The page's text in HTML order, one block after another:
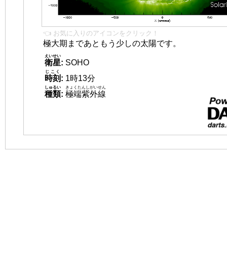
👈 お気に入りのアイコンをクリック！
極大期まであともう少しの太陽です。
衛星
えいせい
: SOHO
時刻
じこく
: 1時13分
種類
しゅるい
: 極端紫外線
きょくたんしがいせん